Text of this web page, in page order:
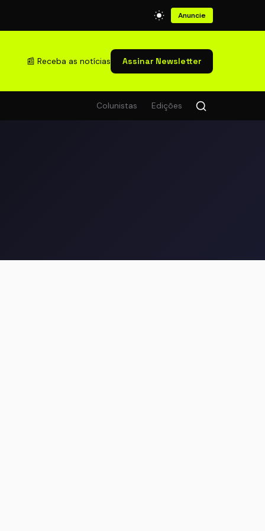
Anuncie
📰 Receba as notícias Assinar Newsletter
Colunistas Edições